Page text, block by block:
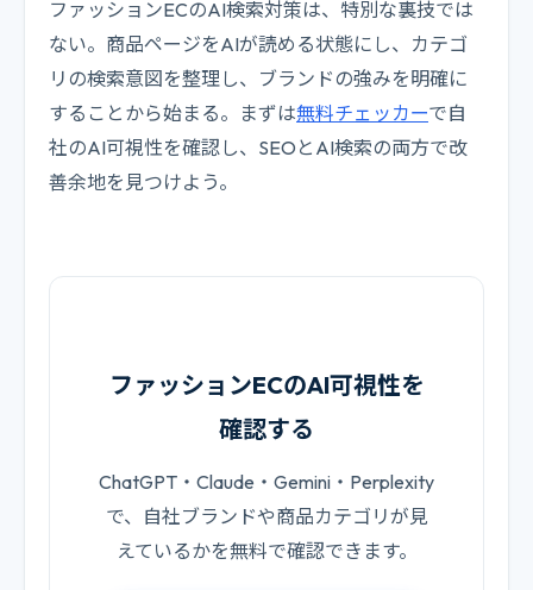
ファッションECのAI検索対策は、特別な裏技では
ない。商品ページをAIが読める状態にし、カテゴ
リの検索意図を整理し、ブランドの強みを明確に
することから始まる。まずは無料チェッカーで自
社のAI可視性を確認し、SEOとAI検索の両方で改
善余地を見つけよう。
ファッションECのAI可視性を
確認する
ChatGPT・Claude・Gemini・Perplexity
で、自社ブランドや商品カテゴリが見
えているかを無料で確認できます。